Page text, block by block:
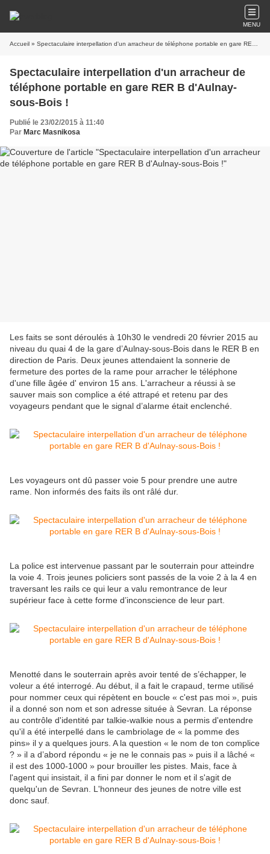
MENU
Accueil » Spectaculaire interpellation d'un arracheur de téléphone portable en gare RER B d'Aulnay-sous-Bois !
Spectaculaire interpellation d'un arracheur de
téléphone portable en gare RER B d'Aulnay-
sous-Bois !
Publié le 23/02/2015 à 11:40
Par Marc Masnikosa
Les faits se sont déroulés à 10h30 le vendredi 20 février 2015 au
niveau du quai 4 de la gare d’Aulnay-sous-Bois dans le RER B en
direction de Paris. Deux jeunes attendaient la sonnerie de
fermeture des portes de la rame pour arracher le téléphone
d'une fille âgée d' environ 15 ans. L'arracheur a réussi à se
sauver mais son complice a été attrapé et retenu par des
voyageurs pendant que le signal d’alarme était enclenché.
Les voyageurs ont dû passer voie 5 pour prendre une autre
rame. Non informés des faits ils ont râlé dur.
La police est intervenue passant par le souterrain pour atteindre
la voie 4. Trois jeunes policiers sont passés de la voie 2 à la 4 en
traversant les rails ce qui leur a valu remontrance de leur
supérieur face à cette forme d’inconscience de leur part.
Menotté dans le souterrain après avoir tenté de s’échapper, le
voleur a été interrogé. Au début, il a fait le crapaud, terme utilisé
pour nommer ceux qui répètent en boucle « c'est pas moi », puis
il a donné son nom et son adresse située à Sevran. La réponse
au contrôle d'identité par talkie-walkie nous a permis d'entendre
qu'il a été interpellé dans le cambriolage de « la pomme des
pins» il y a quelques jours. A la question « le nom de ton complice
? » il a d’abord répondu « je ne le connais pas » puis il a lâché «
il est des 1000-1000 » pour brouiller les pistes. Mais, face à
l'agent qui insistait, il a fini par donner le nom et il s'agit de
quelqu'un de Sevran. L'honneur des jeunes de notre ville est
donc sauf.